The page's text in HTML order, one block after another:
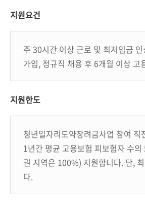
지원요건
주 30시간 이상 근로 및 최저임금
가입, 정규직 채용 후 6개월 이상 고
지원한도
청년일자리도약장려금사업 참여 직
1년간 평균 고용보험 피보험자 수
권 지역은 100%) 지원합니다. 단,
다.